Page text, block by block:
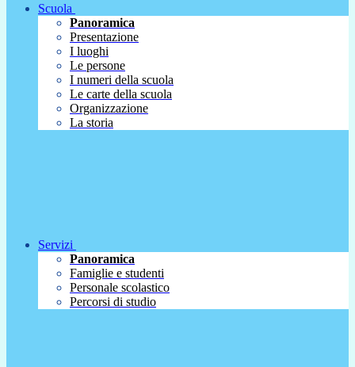
Scuola
Panoramica
Presentazione
I luoghi
Le persone
I numeri della scuola
Le carte della scuola
Organizzazione
La storia
Servizi
Panoramica
Famiglie e studenti
Personale scolastico
Percorsi di studio